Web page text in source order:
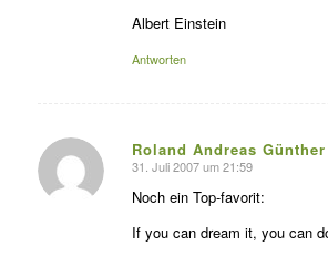
Albert Einstein
Antworten
Roland Andreas Günther
s
agte:
31. Juli 2007 um 21:59
Noch ein Top-favorit:
If you can dream it, you can